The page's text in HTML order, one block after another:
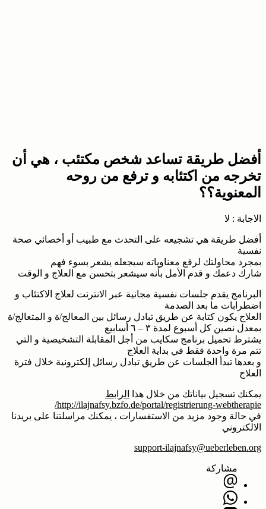
أفضل طريقة تساعد شخص مكتئب ، هي أن
تخرجه من اكتئابه و ترفع من روحه
المعنوية؟؟
الاجابة : لا
أفضل طريقة هي تشجيعه على التحدث مع طبيب أو أخصائي صحة
نفسية
بمجرد محاولتك لرفع معناوياته سيجعله يشعر بسوء فهم
شارك دعمك و قدم الأمل بأنه سيشعر بتحسن مع العلاج و الوقت
البرنامج يقدم جلسات نفسية مجانية عبر الانترنت لعلاج الاكتئاب و
اضطرابات ما بعد الصدمة
العلاج يكون كتابة عن طريق تبادل رسائل بين المعالج/ة و المتعالج/ة
بمعدل نصين كل أسبوع لمدة ٣ – ٦ أسابيع
يشترط تحميل برنامج سكايب من أجل المقابلة التشخيصية و التي
تتم مرة واحدة فقط في بداية العلاج
و بعدها تبدأ الجلسات عن طريق تبادل رسائل إلكترونية خلال فترة
العلاج
يمكنك تسجيل بياناتك من خلال هذا
الرابط
http://ilajnafsy.bzfo.de/portal/registrierung-webtherapie/
في حالة وجود مزيد من الاستفسارات ، يمكنك مراسلتنا على بريدنا
الالكتروني
support-ilajnafsy@ueberleben.org
مشاركة